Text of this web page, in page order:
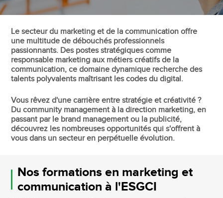
Le secteur du marketing et de la communication offre
une multitude de débouchés professionnels
passionnants. Des postes stratégiques comme
responsable marketing aux métiers créatifs de la
communication, ce domaine dynamique recherche des
talents polyvalents maîtrisant les codes du digital.
Vous rêvez d'une carrière entre stratégie et créativité ?
Du community management à la direction marketing, en
passant par le brand management ou la publicité,
découvrez les nombreuses opportunités qui s'offrent à
vous dans un secteur en perpétuelle évolution.
Nos formations en marketing et
communication à l'ESGCI